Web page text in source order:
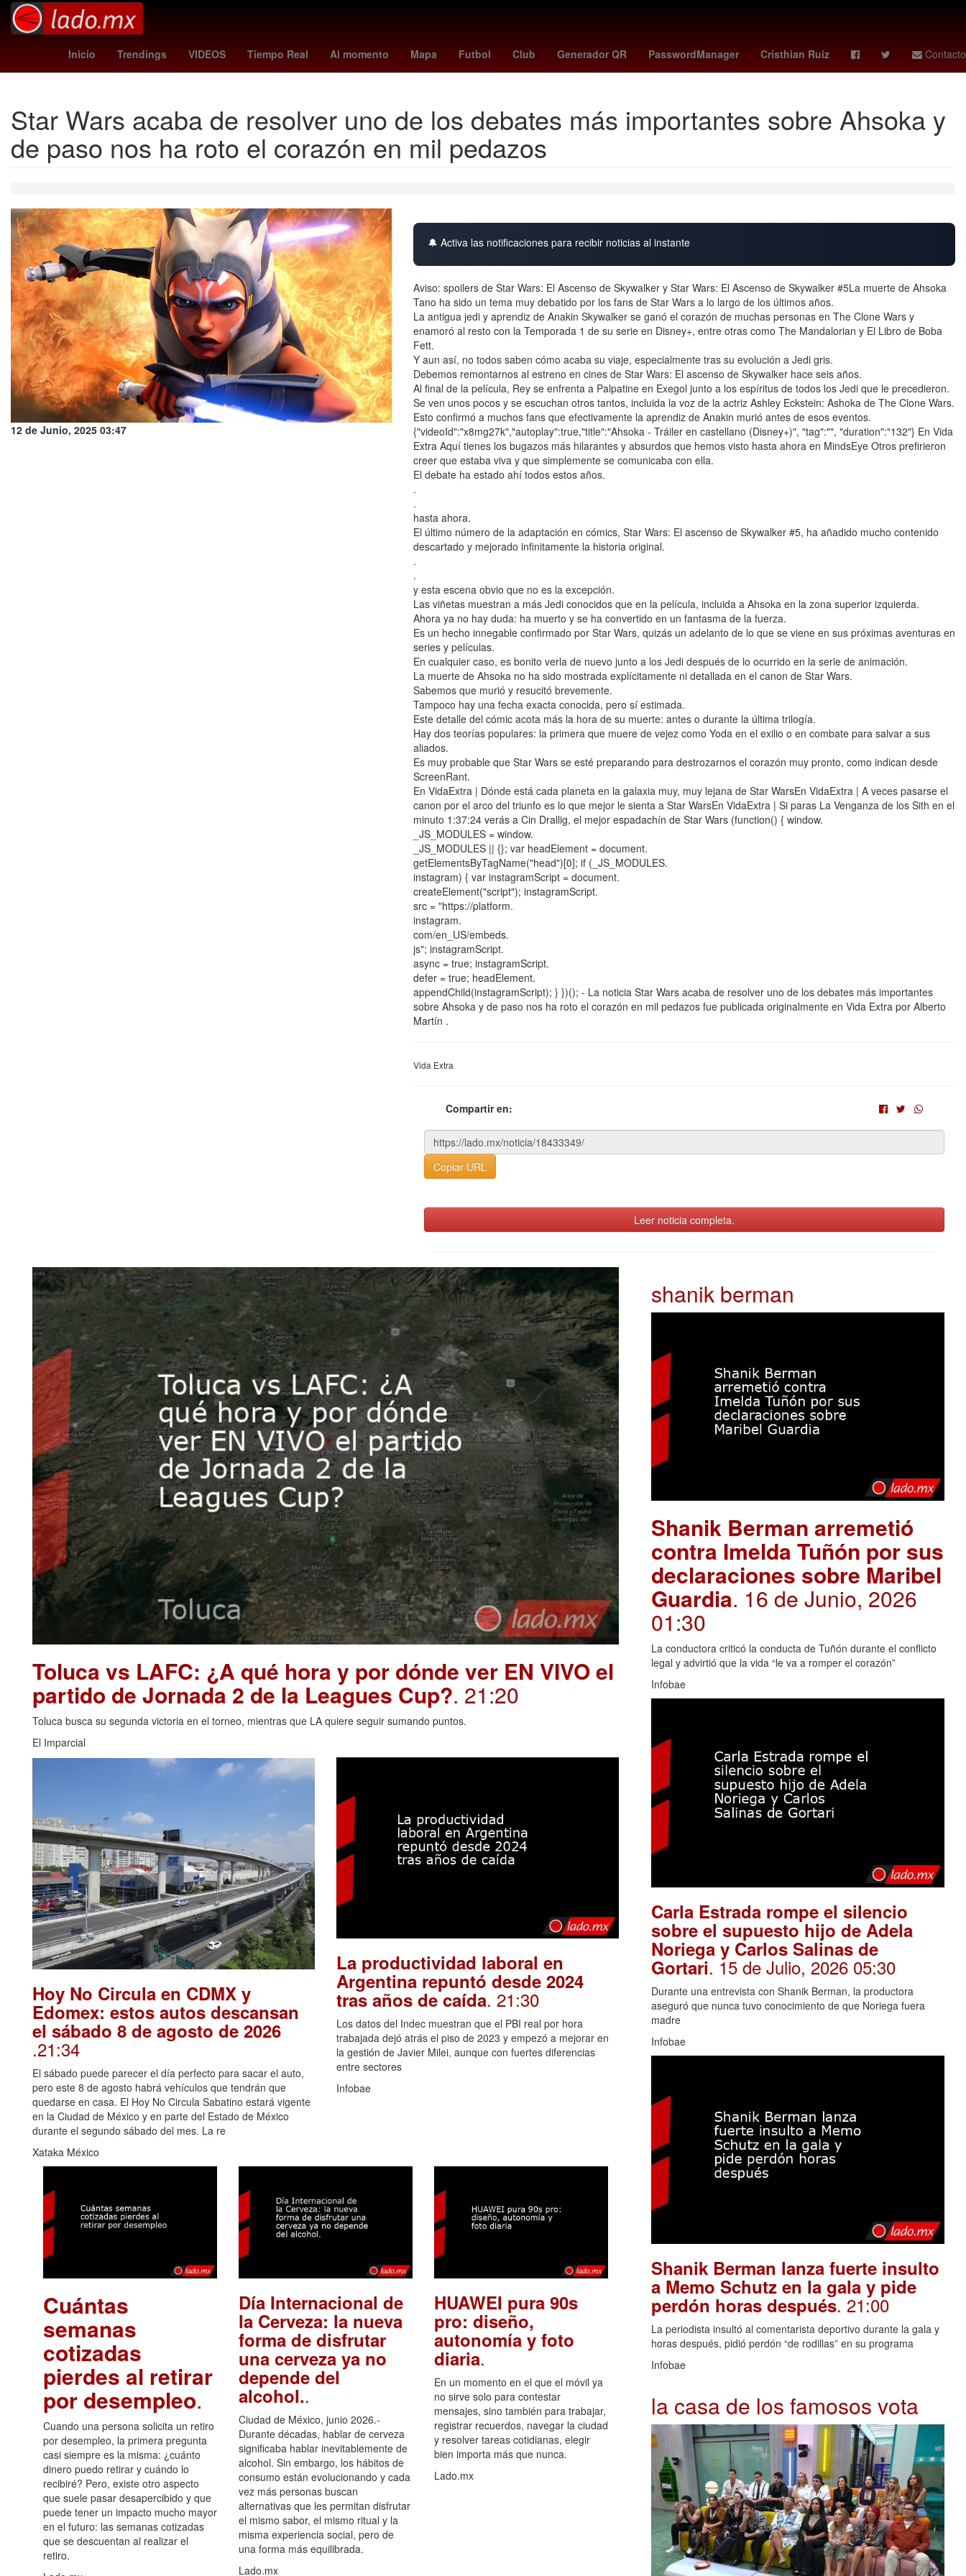
Inicio Trendings VIDEOS Tiempo Real Al momento Mapa Futbol Club Generador QR PasswordManager Cristhian Ruiz Contacto
Estados Unidos Ocoyucan belgica vs españa Fox Sports clima mexicali Play-off andré jardine kate middleton deportivo - sporting gijón gema
Star Wars acaba de resolver uno de los debates más importantes sobre Ahsoka y
de paso nos ha roto el corazón en mil pedazos
12 de Junio, 2025 03:47
🔔 Activa las notificaciones para recibir noticias al instante
Aviso: spoilers de Star Wars: El Ascenso de Skywalker y Star Wars: El Ascenso de Skywalker #5La muerte de Ahsoka
Tano ha sido un tema muy debatido por los fans de Star Wars a lo largo de los últimos años.
La antigua jedi y aprendiz de Anakin Skywalker se ganó el corazón de muchas personas en The Clone Wars y
enamoró al resto con la Temporada 1 de su serie en Disney+, entre otras como The Mandalorian y El Libro de Boba
Fett.
Y aun así, no todos saben cómo acaba su viaje, especialmente tras su evolución a Jedi gris.
Debemos remontarnos al estreno en cines de Star Wars: El ascenso de Skywalker hace seis años.
Al final de la película, Rey se enfrenta a Palpatine en Exegol junto a los espíritus de todos los Jedi que le precedieron.
Se ven unos pocos y se escuchan otros tantos, incluida la voz de la actriz Ashley Eckstein: Ashoka de The Clone Wars.
Esto confirmó a muchos fans que efectivamente la aprendiz de Anakin murió antes de esos eventos.
{"videoId":"x8mg27k","autoplay":true,"title":"Ahsoka - Tráiler en castellano (Disney+)", "tag":"", "duration":"132"} En Vida
Extra Aquí tienes los bugazos más hilarantes y absurdos que hemos visto hasta ahora en MindsEye Otros prefirieron
creer que estaba viva y que simplemente se comunicaba con ella.
El debate ha estado ahí todos estos años.
.
.
hasta ahora.
El último número de la adaptación en cómics, Star Wars: El ascenso de Skywalker #5, ha añadido mucho contenido
descartado y mejorado infinitamente la historia original.
.
.
y esta escena obvio que no es la excepción.
Las viñetas muestran a más Jedi conocidos que en la película, incluida a Ahsoka en la zona superior izquierda.
Ahora ya no hay duda: ha muerto y se ha convertido en un fantasma de la fuerza.
Es un hecho innegable confirmado por Star Wars, quizás un adelanto de lo que se viene en sus próximas aventuras en
series y películas.
En cualquier caso, es bonito verla de nuevo junto a los Jedi después de lo ocurrido en la serie de animación.
La muerte de Ahsoka no ha sido mostrada explícitamente ni detallada en el canon de Star Wars.
Sabemos que murió y resucitó brevemente.
Tampoco hay una fecha exacta conocida, pero sí estimada.
Este detalle del cómic acota más la hora de su muerte: antes o durante la última trilogía.
Hay dos teorías populares: la primera que muere de vejez como Yoda en el exilio o en combate para salvar a sus
aliados.
Es muy probable que Star Wars se esté preparando para destrozarnos el corazón muy pronto, como indican desde
ScreenRant.
En VidaExtra | Dónde está cada planeta en la galaxia muy, muy lejana de Star WarsEn VidaExtra | A veces pasarse el
canon por el arco del triunfo es lo que mejor le sienta a Star WarsEn VidaExtra | Si paras La Venganza de los Sith en el
minuto 1:37:24 verás a Cin Drallig, el mejor espadachín de Star Wars (function() { window.
_JS_MODULES = window.
_JS_MODULES || {}; var headElement = document.
getElementsByTagName("head")[0]; if (_JS_MODULES.
instagram) { var instagramScript = document.
createElement("script"); instagramScript.
src = "https://platform.
instagram.
com/en_US/embeds.
js"; instagramScript.
async = true; instagramScript.
defer = true; headElement.
appendChild(instagramScript); } })(); - La noticia Star Wars acaba de resolver uno de los debates más importantes
sobre Ahsoka y de paso nos ha roto el corazón en mil pedazos fue publicada originalmente en Vida Extra por Alberto
Martín .
Vida Extra
Compartir en:
Copiar URL
Leer noticia completa.
Toluca vs LAFC: ¿A qué hora y por dónde ver EN VIVO el
partido de Jornada 2 de la Leagues Cup?. 21:20
Toluca busca su segunda victoria en el torneo, mientras que LA quiere seguir sumando puntos.
El Imparcial
Hoy No Circula en CDMX y
Edomex: estos autos descansan
el sábado 8 de agosto de 2026
.21:34
El sábado puede parecer el día perfecto para sacar el auto,
pero este 8 de agosto habrá vehículos que tendrán que
quedarse en casa. El Hoy No Circula Sabatino estará vigente
en la Ciudad de México y en parte del Estado de México
durante el segundo sábado del mes. La re
Xataka México
La productividad laboral en
Argentina repuntó desde 2024
tras años de caída. 21:30
Los datos del Indec muestran que el PBI real por hora
trabajada dejó atrás el piso de 2023 y empezó a mejorar en
la gestión de Javier Milei, aunque con fuertes diferencias
entre sectores
Infobae
Cuántas
semanas
cotizadas
pierdes al retirar
por desempleo.
Cuando una persona solicita un retiro
por desempleo, la primera pregunta
casi siempre es la misma: ¿cuánto
dinero puedo retirar y cuándo lo
recibiré? Pero, existe otro aspecto
que suele pasar desapercibido y que
puede tener un impacto mucho mayor
en el futuro: las semanas cotizadas
que se descuentan al realizar el
retiro.
Día Internacional de
la Cerveza: la nueva
forma de disfrutar
una cerveza ya no
depende del
alcohol..
Ciudad de México, junio 2026.-
Durante décadas, hablar de cerveza
significaba hablar inevitablemente de
alcohol. Sin embargo, los hábitos de
consumo están evolucionando y cada
vez más personas buscan
alternativas que les permitan disfrutar
el mismo sabor, el mismo ritual y la
misma experiencia social, pero de
una forma más equilibrada.
Lado.mx
HUAWEI pura 90s
pro: diseño,
autonomía y foto
diaria.
En un momento en el que el móvil ya
no sirve solo para contestar
mensajes, sino también para trabajar,
registrar recuerdos, navegar la ciudad
y resolver tareas cotidianas, elegir
bien importa más que nunca.
Lado.mx
shanik berman
Shanik Berman arremetió
contra Imelda Tuñón por sus
declaraciones sobre Maribel
Guardia. 16 de Junio, 2026
01:30
La conductora criticó la conducta de Tuñón durante el conflicto
legal y advirtió que la vida “le va a romper el corazón”
Infobae
Carla Estrada rompe el silencio
sobre el supuesto hijo de Adela
Noriega y Carlos Salinas de
Gortari. 15 de Julio, 2026 05:30
Durante una entrevista con Shanik Berman, la productora
aseguró que nunca tuvo conocimiento de que Noriega fuera
madre
Infobae
Shanik Berman lanza fuerte insulto
a Memo Schutz en la gala y pide
perdón horas después. 21:00
La periodista insultó al comentarista deportivo durante la gala y
horas después, pidió perdón “de rodillas” en su programa
Infobae
la casa de los famosos vota